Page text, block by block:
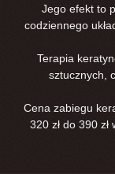
Jego efekt to
codziennego
Terapia
sztucznych,
Cena zabiegu
320 zł do 390